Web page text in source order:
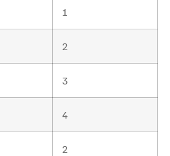
1
2
3
4
2